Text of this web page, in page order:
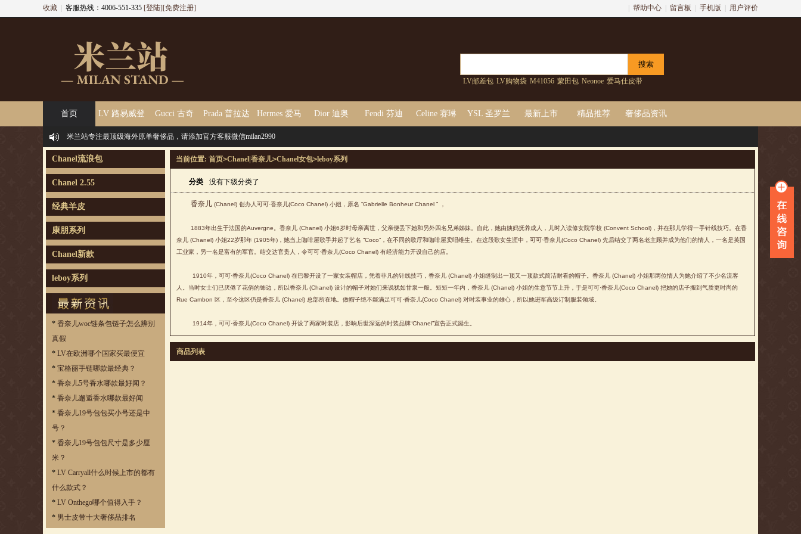
收藏 客服热线：4006-551-335 [登陆][免费注册] 帮助中心 留言板 手机版 用户评价
LV邮差包 LV购物袋 M41056 蒙田包 Neonoe 爱马仕皮带
首页 LV 路易威登 Gucci 古奇 Prada 普拉达 Hermes 爱马
仕
Dior 迪奥 Fendi 芬迪 Celine 赛琳 YSL 圣罗兰 最新上市 精品推荐 奢侈品资讯
米兰站专注最顶级海外原单奢侈品，请添加官方客服微信milan2990
Chanel流浪包
Chanel 2.55
经典羊皮
康朋系列
Chanel新款
leboy系列
* 香奈儿woc链条包链子怎么辨别
真假
* LV在欧洲哪个国家买最便宜
* 宝格丽手链哪款最经典？
* 香奈儿5号香水哪款最好闻？
* 香奈儿邂逅香水哪款最好闻
* 香奈儿19号包包买小号还是中
号？
* 香奈儿19号包包尺寸是多少厘
米？
* LV Carryall什么时候上市的都有
什么款式？
* LV Onthego哪个值得入手？
* 男士皮带十大奢侈品排名
当前位置: 首页>Chanel|香奈儿>Chanel女包>leboy系列
分类 没有下级分类了
香奈儿 (Chanel) 创办人可可·香奈儿(Coco Chanel) 小姐，原名 “Gabrielle Bonheur Chanel ” ，
1883年出生于法国的Auvergne。香奈儿 (Chanel) 小姐6岁时母亲离世，父亲便丢下她和另外四名兄弟姊妹。自此，她由姨妈抚养成人，儿时入读修女院学校 (Convent School)，并在那儿学得一手针线技巧。在香
奈儿 (Chanel) 小姐22岁那年 (1905年)，她当上咖啡屋歌手并起了艺名 “Coco”，在不同的歌厅和咖啡屋卖唱维生。在这段歌女生涯中，可可·香奈儿(Coco Chanel) 先后结交了两名老主顾并成为他们的情人，一名是英国
工业家，另一名是富有的军官。结交达官贵人，令可可·香奈儿(Coco Chanel) 有经济能力开设自己的店。
1910年，可可·香奈儿(Coco Chanel) 在巴黎开设了一家女装帽店，凭着非凡的针线技巧，香奈儿 (Chanel) 小姐缝制出一顶又一顶款式简洁耐看的帽子。香奈儿 (Chanel) 小姐那两位情人为她介绍了不少名流客
人。当时女士们已厌倦了花俏的饰边，所以香奈儿 (Chanel) 设计的帽子对她们来说犹如甘泉一般。短短一年内，香奈儿 (Chanel) 小姐的生意节节上升，于是可可·香奈儿(Coco Chanel) 把她的店子搬到气质更时尚的
Rue Cambon 区，至今这区仍是香奈儿 (Chanel) 总部所在地。做帽子绝不能满足可可·香奈儿(Coco Chanel) 对时装事业的雄心，所以她进军高级订制服装领域。
1914年，可可·香奈儿(Coco Chanel) 开设了两家时装店，影响后世深远的时装品牌“Chanel”宣告正式诞生。
商品列表